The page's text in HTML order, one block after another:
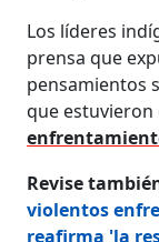
Los líderes
prensa que
pensamientos
que
Revise
violentos
reafirma 'la